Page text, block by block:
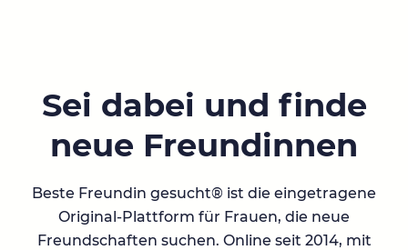
Sei dabei und finde
neue Freundinnen
Beste Freundin gesucht® ist die eingetragene
Original-Plattform für Frauen, die neue
Freundschaften suchen. Online seit 2014, mit